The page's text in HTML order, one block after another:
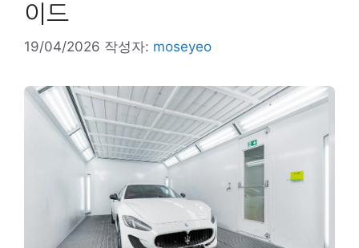
이드
19/04/2026 작성자: moseyeo